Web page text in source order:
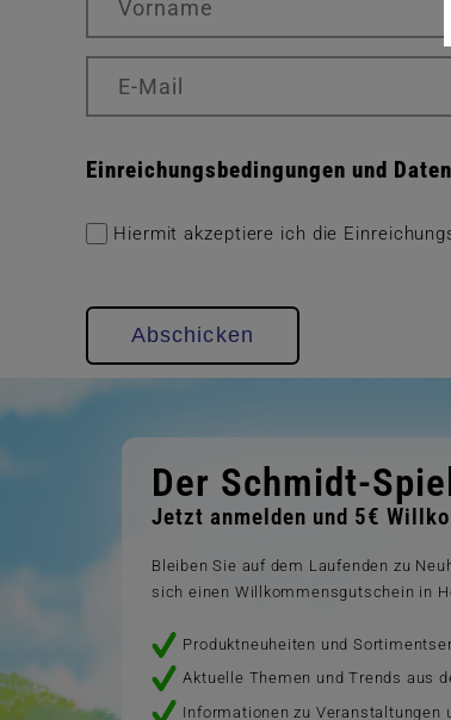
Einreichungsbedingungen und
Hiermit akzeptiere ich die
Abschicken
Der Schmidt-
Jetzt anmelden und 5€
Bleiben Sie auf dem Laufenden zu
sich einen Willkommensgutschein in
Produktneuheiten und
Aktuelle Themen und Trends aus
Informationen zu Veranstaltungen